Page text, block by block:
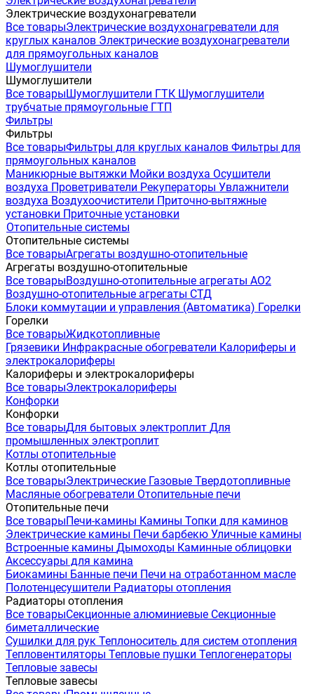
Электрические воздухонагреватели
Все товарыЭлектрические воздухонагреватели для
круглых каналов Электрические воздухонагреватели
для прямоугольных каналов
Шумоглушители
Шумоглушители
Все товарыШумоглушители ГТК Шумоглушители
трубчатые прямоугольные ГТП
Фильтры
Фильтры
Все товарыФильтры для круглых каналов Фильтры для
прямоугольных каналов
Маникюрные вытяжки Мойки воздуха Осушители
воздуха Проветриватели Рекуператоры Увлажнители
воздуха Воздухоочистители Приточно-вытяжные
установки Приточные установки
Отопительные системы
Отопительные системы
Все товарыАгрегаты воздушно-отопительные
Агрегаты воздушно-отопительные
Все товарыВоздушно-отопительные агрегаты АО2
Воздушно-отопительные агрегаты СТД
Блоки коммутации и управления (Автоматика) Горелки
Горелки
Все товарыЖидкотопливные
Грязевики Инфракрасные обогреватели Калориферы и
электрокалориферы
Калориферы и электрокалориферы
Все товарыЭлектрокалориферы
Конфорки
Конфорки
Все товарыДля бытовых электроплит Для
промышленных электроплит
Котлы отопительные
Котлы отопительные
Все товарыЭлектрические Газовые Твердотопливные
Масляные обогреватели Отопительные печи
Отопительные печи
Все товарыПечи-камины Камины Топки для каминов
Электрические камины Печи барбекю Уличные камины
Встроенные камины Дымоходы Каминные облицовки
Аксессуары для камина
Биокамины Банные печи Печи на отработанном масле
Полотенцесушители Радиаторы отопления
Радиаторы отопления
Все товарыСекционные алюминиевые Секционные
биметаллические
Сушилки для рук Теплоноситель для систем отопления
Тепловентиляторы Тепловые пушки Теплогенераторы
Тепловые завесы
Тепловые завесы